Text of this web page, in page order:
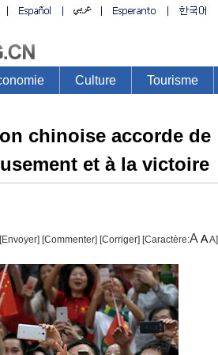
chinoise accorde de
et à la victoire
[Envoyer] [Commenter] [Corriger] [Caractère:A AA]